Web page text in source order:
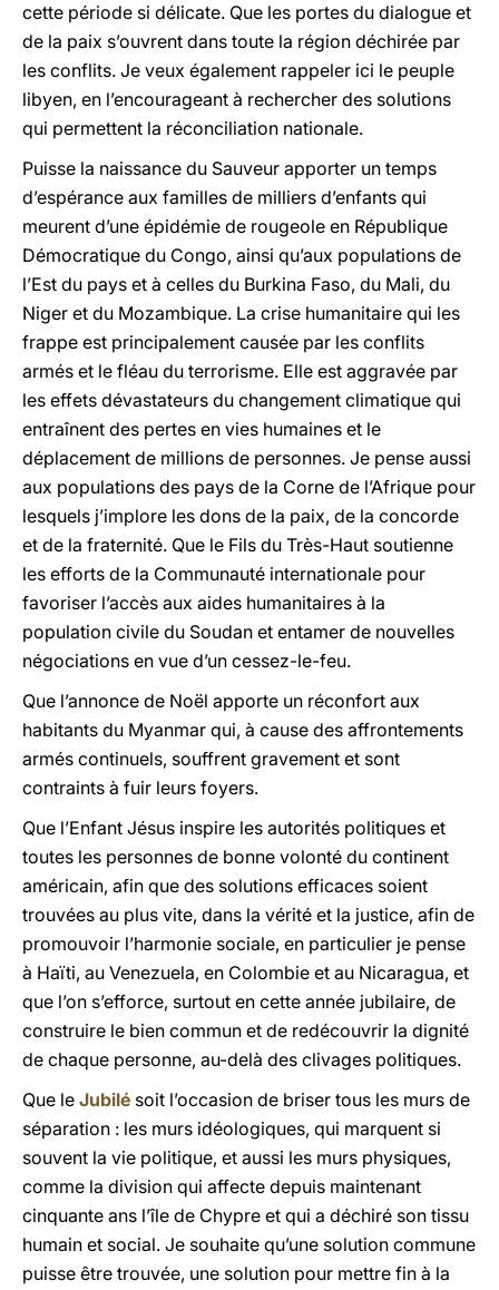
cette période si délicate. Que les portes du dialogue et
de la paix s’ouvrent dans toute la région déchirée par
les conflits. Je veux également rappeler ici le peuple
libyen, en l’encourageant à rechercher des solutions
qui permettent la réconciliation nationale.
Puisse la naissance du Sauveur apporter un temps
d’espérance aux familles de milliers d’enfants qui
meurent d’une épidémie de rougeole en République
Démocratique du Congo, ainsi qu’aux populations de
l’Est du pays et à celles du Burkina Faso, du Mali, du
Niger et du Mozambique. La crise humanitaire qui les
frappe est principalement causée par les conflits
armés et le fléau du terrorisme. Elle est aggravée par
les effets dévastateurs du changement climatique qui
entraînent des pertes en vies humaines et le
déplacement de millions de personnes. Je pense aussi
aux populations des pays de la Corne de l’Afrique pour
lesquels j’implore les dons de la paix, de la concorde
et de la fraternité. Que le Fils du Très-Haut soutienne
les efforts de la Communauté internationale pour
favoriser l’accès aux aides humanitaires à la
population civile du Soudan et entamer de nouvelles
négociations en vue d’un cessez-le-feu.
Que l’annonce de Noël apporte un réconfort aux
habitants du Myanmar qui, à cause des affrontements
armés continuels, souffrent gravement et sont
contraints à fuir leurs foyers.
Que l’Enfant Jésus inspire les autorités politiques et
toutes les personnes de bonne volonté du continent
américain, afin que des solutions efficaces soient
trouvées au plus vite, dans la vérité et la justice, afin de
promouvoir l’harmonie sociale, en particulier je pense
à Haïti, au Venezuela, en Colombie et au Nicaragua, et
que l’on s’efforce, surtout en cette année jubilaire, de
construire le bien commun et de redécouvrir la dignité
de chaque personne, au-delà des clivages politiques.
Que le Jubilé soit l’occasion de briser tous les murs de
séparation : les murs idéologiques, qui marquent si
souvent la vie politique, et aussi les murs physiques,
comme la division qui affecte depuis maintenant
cinquante ans l’île de Chypre et qui a déchiré son tissu
humain et social. Je souhaite qu’une solution commune
puisse être trouvée, une solution pour mettre fin à la